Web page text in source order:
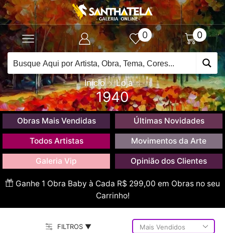
0 0
Início Loja
1940
Obras Mais Vendidas Últimas Novidades
Todos Artistas Movimentos da Arte
Galeria Vip Opinião dos Clientes
Ganhe 1 Obra Baby à Cada R$ 299,00 em Obras no seu
Carrinho!
FILTROS ▼